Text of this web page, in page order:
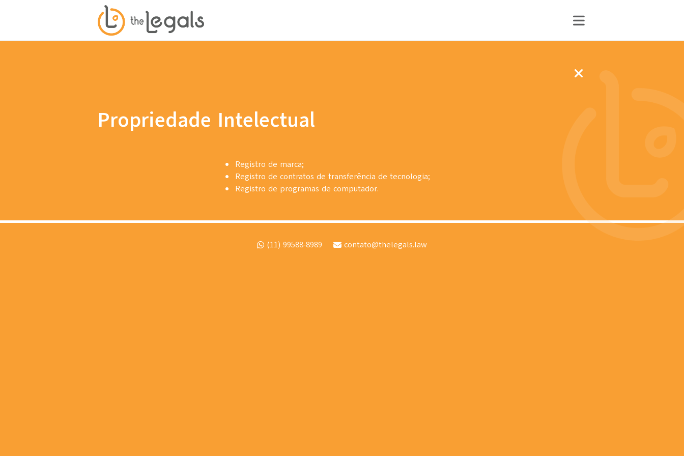
Propriedade Intelectual
Registro de marca;
Registro de contratos de transferência de tecnologia;
Registro de programas de computador.
(11) 99588-8989 contato@thelegals.law